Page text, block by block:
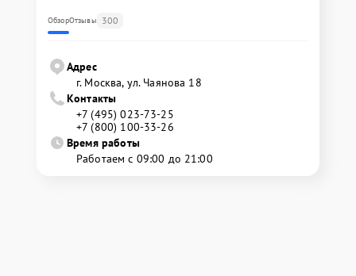
ОбзорОтзывы 300
Адрес
г. Москва, ул. Чаянова 18
Контакты
+7 (495) 023-73-25
+7 (800) 100-33-26
Время работы
Работаем с 09:00 до 21:00